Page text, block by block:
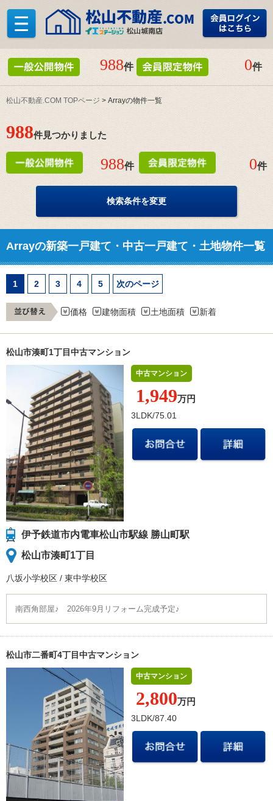
988件 0件
松山不動産.COM TOPページ > Arrayの物件一覧
988件見つかりました
988件 0件
検索条件を変更
Arrayの新築一戸建て・中古一戸建て・土地物件一覧
1 2 3 4 5 次のページ
価格 建物面積 土地面積 新着
松山市湊町1丁目中古マンション
中古マンション
1,949万円
3LDK/75.01
伊予鉄道市内電車松山市駅線 勝山町駅
松山市湊町1丁目
八坂小学校区 / 東中学校区
南西角部屋♪ 2026年9月リフォーム完成予定♪
松山市二番町4丁目中古マンション
中古マンション
2,800万円
3LDK/87.40